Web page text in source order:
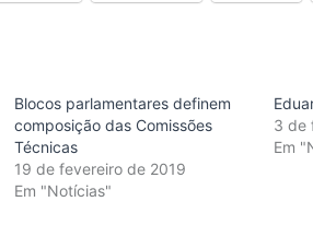
Blocos parlamentares definem
composição das Comissões
Técnicas
19 de fevereiro de 2019
Em "Notícias"
3 de
Em